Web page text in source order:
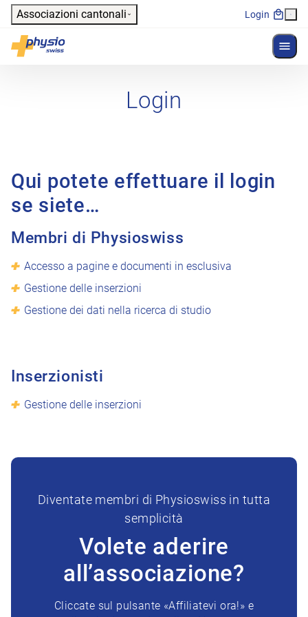
Header
Associazioni cantonali Login
Physioswiss
Navigazione principale
Login
Qui potete effettuare il login
se siete…
Membri di Physioswiss
Accesso a pagine e documenti in esclusiva
Gestione delle inserzioni
Gestione dei dati nella ricerca di studio
Inserzionisti
Gestione delle inserzioni
Diventate membri di Physioswiss in tutta
semplicità
Volete aderire
all’associazione?
Cliccate sul pulsante «Affiliatevi ora!» e